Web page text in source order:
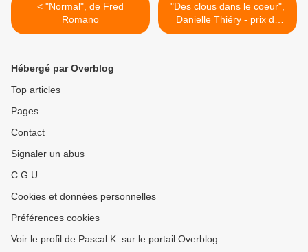
< "Normal", de Fred
Romano
"Des clous dans le coeur",
Danielle Thiéry - prix du
Quai des Orfèvres 2013 >
Hébergé par Overblog
Top articles
Pages
Contact
Signaler un abus
C.G.U.
Cookies et données personnelles
Préférences cookies
Voir le profil de Pascal K. sur le portail Overblog